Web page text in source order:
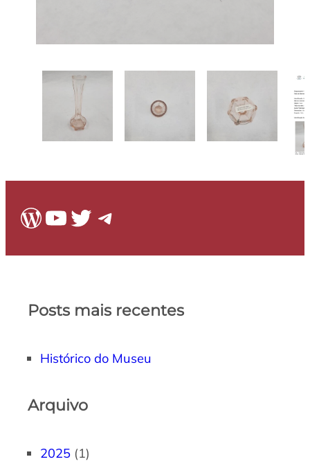
WordPress
Youtube
Twitter
Telegram
Posts mais recentes
Histórico do Museu
Arquivo
2025 (1)